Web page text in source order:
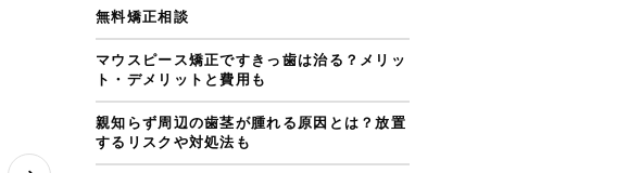
無料矯正相談
マウスピース矯正ですきっ歯は治る？メリッ
ト・デメリットと費用も
親知らず周辺の歯茎が腫れる原因とは？放置
するリスクや対処法も